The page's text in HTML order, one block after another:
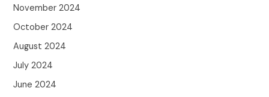
November 2024
October 2024
August 2024
July 2024
June 2024